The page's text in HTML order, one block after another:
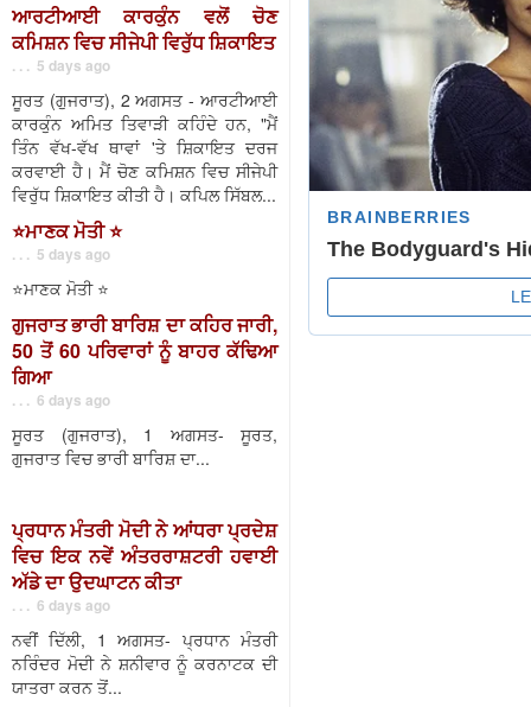
ਆਰਟੀਆਈ ਕਾਰਕੁੰਨ ਵਲੋਂ ਚੋਣ
ਕਮਿਸ਼ਨ ਵਿਚ ਸੀਜੇਪੀ ਵਿਰੁੱਧ ਸ਼ਿਕਾਇਤ
. . . 5 days ago
ਸੂਰਤ (ਗੁਜਰਾਤ), 2 ਅਗਸਤ - ਆਰਟੀਆਈ
ਕਾਰਕੁੰਨ ਅਮਿਤ ਤਿਵਾੜੀ ਕਹਿੰਦੇ ਹਨ, "ਮੈਂ
ਤਿੰਨ ਵੱਖ-ਵੱਖ ਥਾਵਾਂ 'ਤੇ ਸ਼ਿਕਾਇਤ ਦਰਜ
ਕਰਵਾਈ ਹੈ। ਮੈਂ ਚੋਣ ਕਮਿਸ਼ਨ ਵਿਚ ਸੀਜੇਪੀ
ਵਿਰੁੱਧ ਸ਼ਿਕਾਇਤ ਕੀਤੀ ਹੈ। ਕਪਿਲ ਸਿੱਬਲ...
⭐️ਮਾਣਕ ਮੋਤੀ ⭐️
. . . 5 days ago
⭐️ਮਾਣਕ ਮੋਤੀ ⭐️
ਗੁਜਰਾਤ ਭਾਰੀ ਬਾਰਿਸ਼ ਦਾ ਕਹਿਰ ਜਾਰੀ,
50 ਤੋਂ 60 ਪਰਿਵਾਰਾਂ ਨੂੰ ਬਾਹਰ ਕੱਢਿਆ
ਗਿਆ
. . . 6 days ago
ਸੂਰਤ (ਗੁਜਰਾਤ), 1 ਅਗਸਤ- ਸੂਰਤ,
ਗੁਜਰਾਤ ਵਿਚ ਭਾਰੀ ਬਾਰਿਸ਼ ਦਾ...
ਪ੍ਰਧਾਨ ਮੰਤਰੀ ਮੋਦੀ ਨੇ ਆਂਧਰਾ ਪ੍ਰਦੇਸ਼
ਵਿਚ ਇਕ ਨਵੇਂ ਅੰਤਰਰਾਸ਼ਟਰੀ ਹਵਾਈ
ਅੱਡੇ ਦਾ ਉਦਘਾਟਨ ਕੀਤਾ
. . . 6 days ago
ਨਵੀਂ ਦਿੱਲੀ, 1 ਅਗਸਤ- ਪ੍ਰਧਾਨ ਮੰਤਰੀ
ਨਰਿੰਦਰ ਮੋਦੀ ਨੇ ਸ਼ਨੀਵਾਰ ਨੂੰ ਕਰਨਾਟਕ ਦੀ
ਯਾਤਰਾ ਕਰਨ ਤੋਂ...